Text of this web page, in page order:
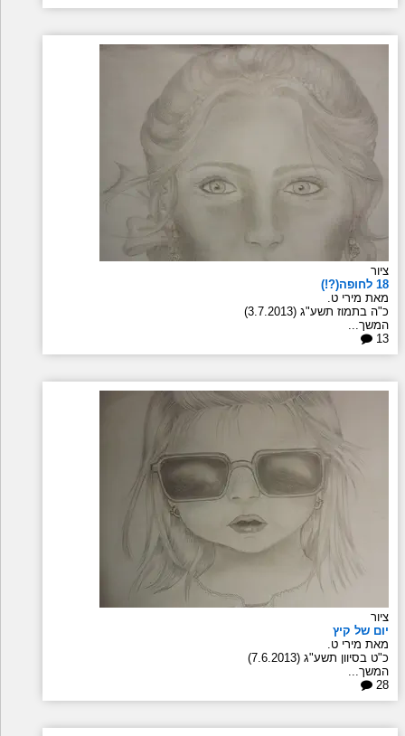
ציור
18 לחופה(?!)
מאת מירי ט.
כ"ה בתמוז תשע"ג (3.7.2013)
המשך...
13
ציור
יום של קיץ
מאת מירי ט.
כ"ט בסיוון תשע"ג (7.6.2013)
המשך...
28